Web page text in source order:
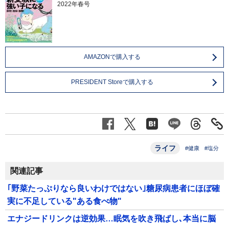
2022年春号
AMAZONで購入する
PRESIDENT Storeで購入する
ライフ #健康 #塩分
関連記事
｢野菜たっぷりなら良いわけではない｣糖尿病患者にほぼ確
実に不足している"ある食べ物"
エナジードリンクは逆効果…眠気を吹き飛ばし､本当に脳